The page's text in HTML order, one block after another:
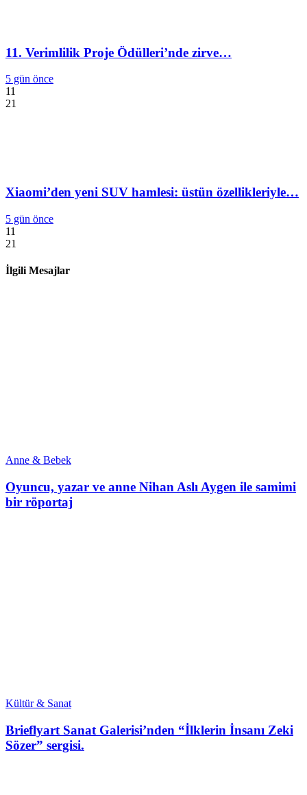
11. Verimlilik Proje Ödülleri’nde zirve…
5 gün önce
11
21
Xiaomi’den yeni SUV hamlesi: üstün özellikleriyle…
5 gün önce
11
21
İlgili Mesajlar
Anne & Bebek
Oyuncu, yazar ve anne Nihan Aslı Aygen ile samimi
bir röportaj
Kültür & Sanat
Brieflyart Sanat Galerisi’nden “İlklerin İnsanı Zeki
Sözer” sergisi.